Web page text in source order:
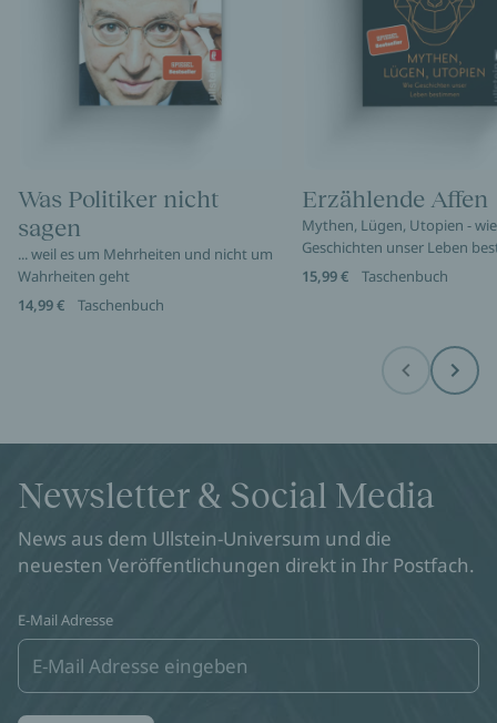
Was Politiker nicht
sagen
... weil es um Mehrheiten und nicht um
Wahrheiten geht
14,99 €
Taschenbuch
Erzählende Affen
Mythen, Lügen, Utopien - wie
Geschichten unser Leben
15,99 €
Taschenbuch
Before Next
Newsletter & Social Media
News aus dem Ullstein-Universum und die
neuesten Veröffentlichungen direkt in Ihr Postfach.
E-Mail Adresse